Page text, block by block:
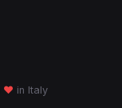
♥ in Italy